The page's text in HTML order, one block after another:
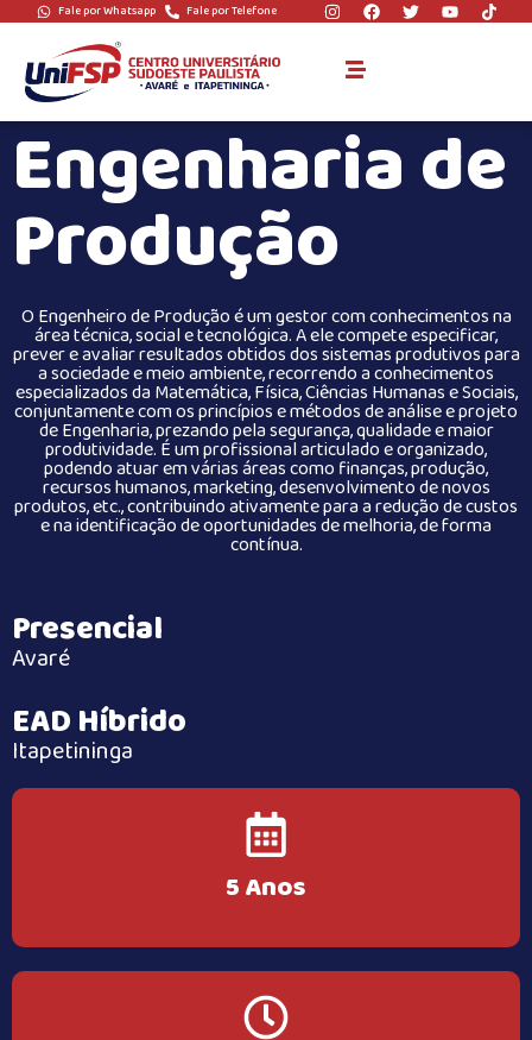
Fale por Whatsapp Fale por Telefone
Engenharia de
Produção
O Engenheiro de Produção é um gestor com conhecimentos na
área técnica, social e tecnológica. A ele compete especificar,
prever e avaliar resultados obtidos dos sistemas produtivos para
a sociedade e meio ambiente, recorrendo a conhecimentos
especializados da Matemática, Física, Ciências Humanas e Sociais,
conjuntamente com os princípios e métodos de análise e projeto
de Engenharia, prezando pela segurança, qualidade e maior
produtividade. É um profissional articulado e organizado,
podendo atuar em várias áreas como finanças, produção,
recursos humanos, marketing, desenvolvimento de novos
produtos, etc., contribuindo ativamente para a redução de custos
e na identificação de oportunidades de melhoria, de forma
contínua.
Presencial
Avaré
EAD Híbrido
Itapetininga
5 Anos